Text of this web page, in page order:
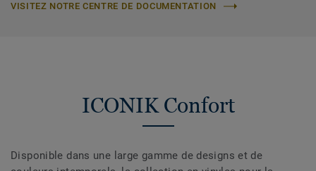
VISITEZ NOTRE CENTRE DE DOCUMENTATION
ICONIK Confort
Disponible dans une large gamme de designs et de